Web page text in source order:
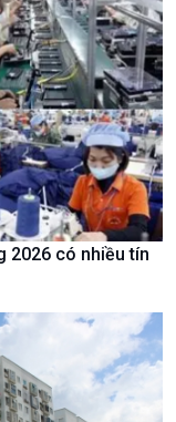
tế
kiện quốc tế
2026 có nhiều tín